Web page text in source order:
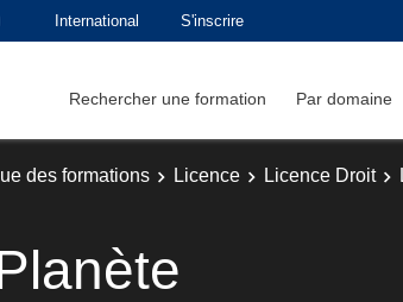
International S'inscrire
Rechercher une formation Par domaine
des formations Licence Licence Droit